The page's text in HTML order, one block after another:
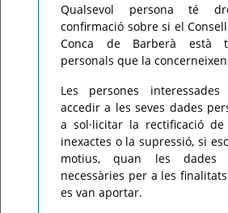
Qualsevol persona té
confirmació sobre si el
Conca de Barberà està
personals que la
Les persones
accedir a les seves dades
a sol·licitar la rectificació
inexactes o la supressió, si
motius, quan les
necessàries per a les
es van aportar.